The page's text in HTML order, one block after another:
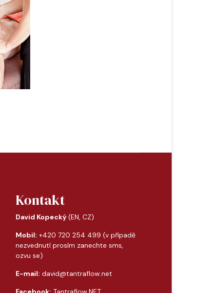
Kontakt
David Kopecký (EN, CZ)
Mobil: +420 720 254 499 (v případě
nezvednutí prosím zanechte sms,
ozvu se)
E-mail: david@tantraflow.net